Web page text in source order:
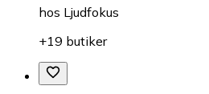
hos Ljudfokus
+19 butiker